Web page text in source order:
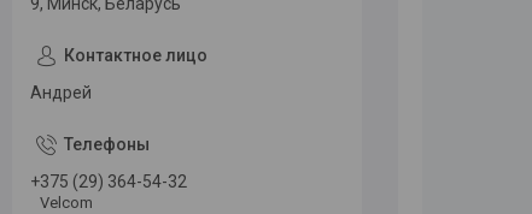
9, Минск, Беларусь
Андрей
+375 (29) 364-54-32
Velcom